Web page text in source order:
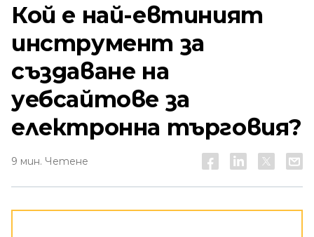
Кой е най-евтиният
инструмент за
създаване на
уебсайтове за
електронна търговия?
9 мин. Четене